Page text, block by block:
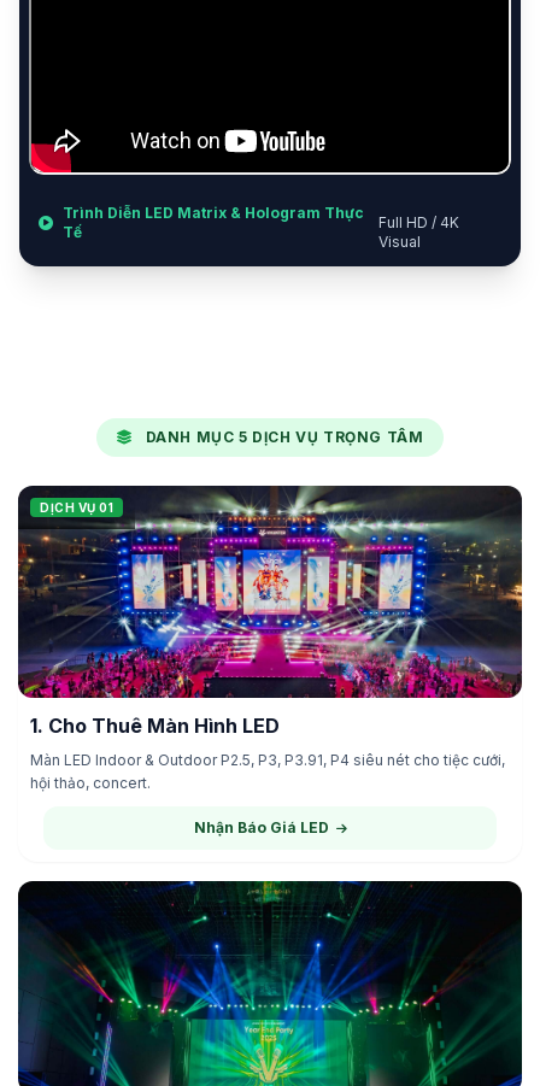
Trình Diễn LED Matrix & Hologram Thực
Tế
Full HD / 4K
Visual
DANH MỤC 5 DỊCH VỤ TRỌNG TÂM
DỊCH VỤ 01
1. Cho Thuê Màn Hình LED
Màn LED Indoor & Outdoor P2.5, P3, P3.91, P4 siêu nét cho tiệc cưới,
hội thảo, concert.
Nhận Báo Giá LED